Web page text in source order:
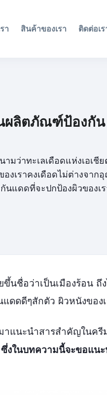
า สินค้าของเรา ติดต่อเร
ผลิตภัณฑ์ป้องกัน
มว่าทะเลเดือดแห่งเอเชี
งเราคงเดือดไม่ต่างจาก
นแดดที่จะปกป้องผิวของเ
ขึ้นชื่อว่าเป็นเมืองร้อน ถึ
ดดดีๆสักตัว ผิวหนังของ
าแนะนำสารสำคัญในค
งในบทความนี้จะขอแน